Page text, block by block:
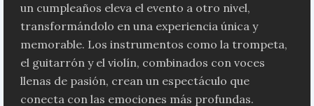
un cumpleaños eleva el evento a otro nivel,
transformándolo en una experiencia única y
memorable. Los instrumentos como la trompeta,
el guitarrón y el violín, combinados con voces
llenas de pasión, crean un espectáculo que
conecta con las emociones más profundas.